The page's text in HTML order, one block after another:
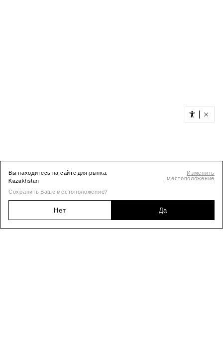
Вы находитесь на сайте для рынка:
Kazakhstan
Изменить
местоположение
Сохранить Ваше местоположение?
Нет Да